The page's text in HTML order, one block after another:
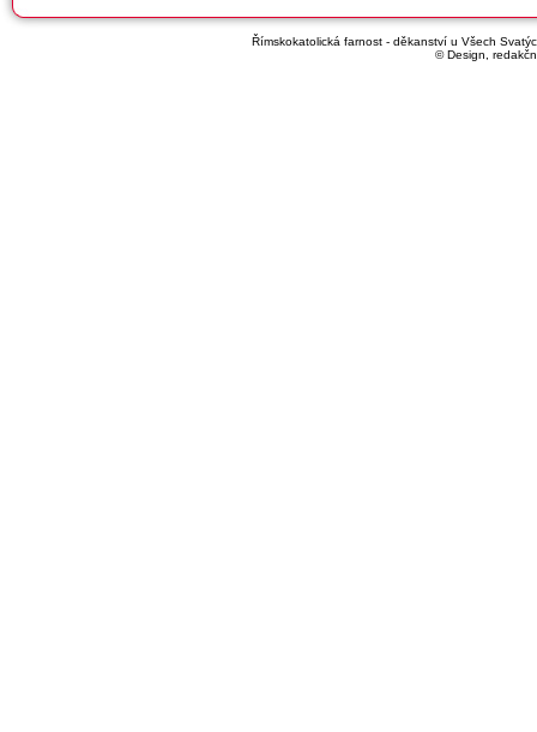
Římskokatolická farnost - děkanství u Všech
© Design,